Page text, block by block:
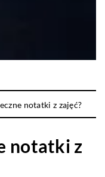
notatki z zajęć?
notatki z